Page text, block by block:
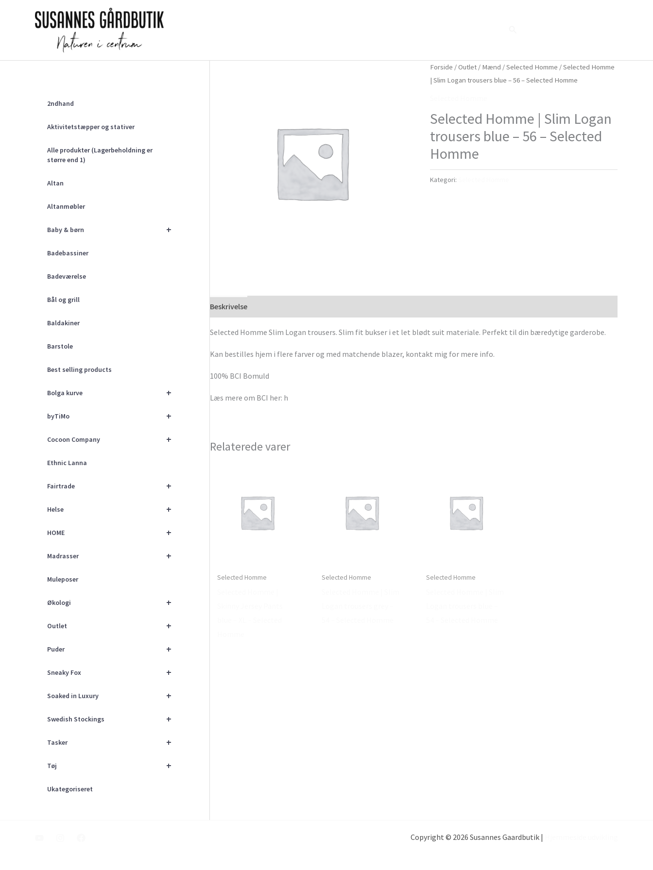
2ndhand
Aktivitetstæpper og stativer
Alle produkter (Lagerbeholdning er
større end 1)
Altan
Altanmøbler
+
Baby & børn
Badebassiner
Badeværelse
Bål og grill
Baldakiner
Barstole
Best selling products
+
Bolga kurve
+
byTiMo
+
Cocoon Company
Ethnic Lanna
+
Fairtrade
+
Helse
+
HOME
+
Madrasser
Muleposer
+
Økologi
+
Outlet
+
Puder
+
Sneaky Fox
+
Soaked in Luxury
+
Swedish Stockings
+
Tasker
+
Tøj
Ukategoriseret
Forside /Outlet / Mænd /Selected Homme / Selected Homme
| Slim Logan trousers blue – 56 – Selected Homme
Selected Homme | Slim Logan
trousers blue – 56 – Selected
Homme
Kategori:
Beskrivelse
Selected Homme Slim Logan trousers. Slim fit bukser i et let blødt suit materiale. Perfekt til din bæredytige garderobe.
Kan bestilles hjem i flere farver og med matchende blazer, kontakt mig for mere info.
100% BCI Bomuld
Læs mere om BCI her: h
Relaterede varer
Selected Homme Selected Homme Selected Homme
Copyright © 2026 Susannes Gaardbutik |